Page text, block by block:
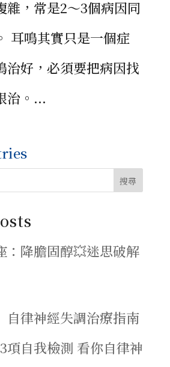
雜，常是2～3個病因同
耳鳴其實只是一個症
治好，必須要把病因找
治。...
搜尋
：降膽固醇💥迷思破解
自律神經失調治療指南
項自我檢測 看你自律神